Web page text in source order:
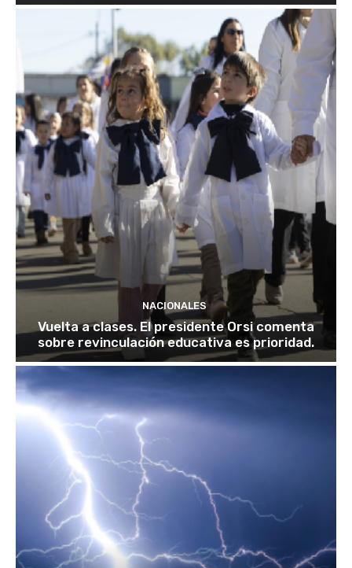
NACIONALES
Vuelta a clases. El presidente Orsi comenta
sobre revinculación educativa es prioridad.